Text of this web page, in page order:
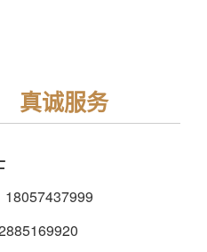
真诚服务
18057437999